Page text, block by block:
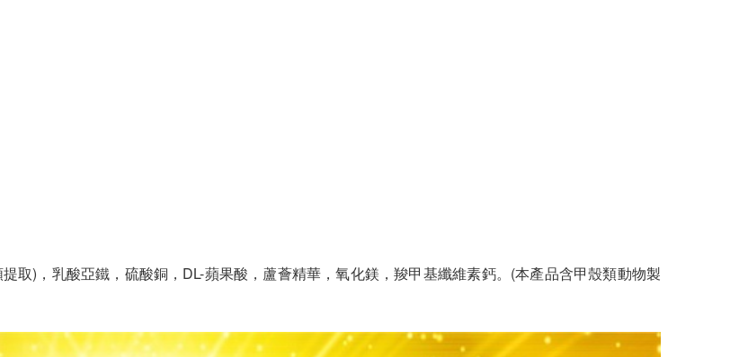
取)，乳酸亞鐵，硫酸銅，DL-蘋果酸，蘆薈精華，氧化鎂，羧甲基纖維素鈣。(本產品含甲殼類動物製